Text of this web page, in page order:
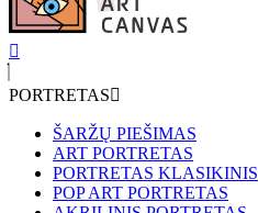
PORTRETAS
ŠARŽŲ PIEŠIMAS
ART PORTRETAS
PORTRETAS KLASIKINIS
POP ART PORTRETAS